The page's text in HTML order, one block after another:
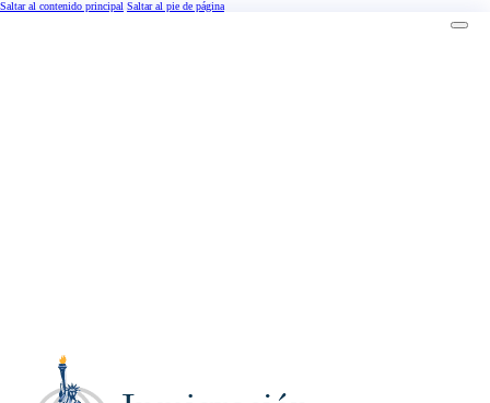
Saltar al contenido principal Saltar al pie de página